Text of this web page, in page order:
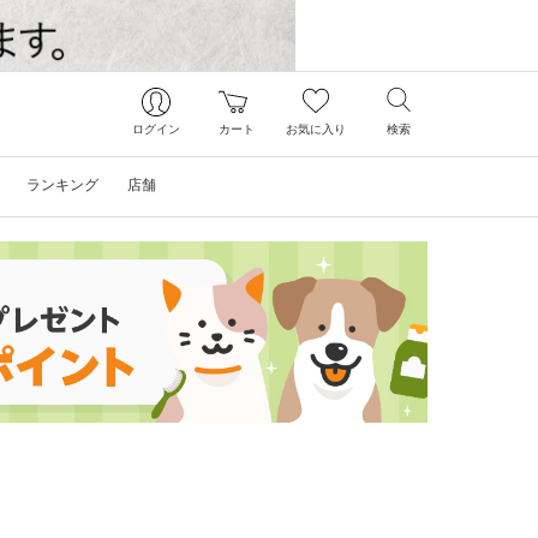
ログイン カート お気に入り 検索
ランキング 店舗